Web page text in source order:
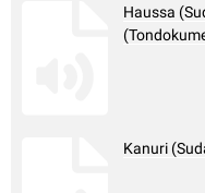
Haussa
Kanuri